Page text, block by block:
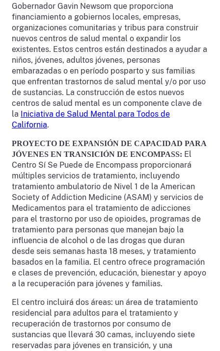
Gobernador Gavin Newsom que proporciona
financiamiento a gobiernos locales, empresas,
organizaciones comunitarias y tribus para construir
nuevos centros de salud mental o expandir los
existentes. Estos centros están destinados a ayudar a
niños, jóvenes, adultos jóvenes, personas
embarazadas o en período posparto y sus familias
que enfrentan trastornos de salud mental y/o por uso
de sustancias. La construcción de estos nuevos
centros de salud mental es un componente clave de
la Iniciativa de Salud Mental para Todos de
California.
PROYECTO DE EXPANSIÓN DE CAPACIDAD PARA
JÓVENES EN TRANSICIÓN DE ENCOMPASS: El
Centro Sí Se Puede de Encompass proporcionará
múltiples servicios de tratamiento, incluyendo
tratamiento ambulatorio de Nivel 1 de la American
Society of Addiction Medicine (ASAM) y servicios de
Medicamentos para el tratamiento de adicciones
para el trastorno por uso de opioides, programas de
tratamiento para personas que manejan bajo la
influencia de alcohol o de las drogas que duran
desde seis semanas hasta 18 meses, y tratamiento
basados en la familia. El centro ofrece programación
e clases de prevención, educación, bienestar y apoyo
a la recuperación para jóvenes y familias.
El centro incluirá dos áreas: un área de tratamiento
residencial para adultos para el tratamiento y
recuperación de trastornos por consumo de
sustancias que llevará 30 camas, incluyendo siete
reservadas para jóvenes en transición, y una